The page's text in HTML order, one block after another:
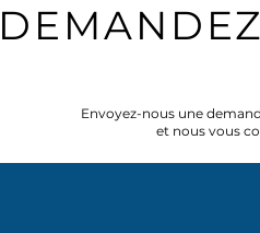
Envoyez-nous une
et nous vous